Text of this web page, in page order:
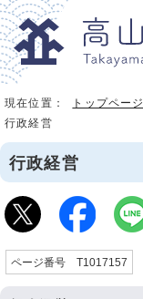
現在位置： トップページ
行政経営
行政経営
ページ番号 T1017157